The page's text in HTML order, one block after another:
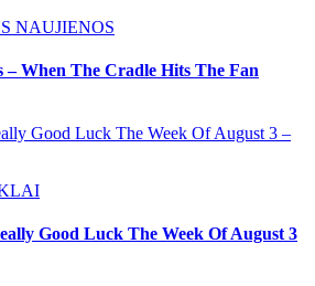
NAUJIENOS
When The Cradle Hits The Fan
Good Luck The Week Of August 3 –
Good Luck The Week Of August 3